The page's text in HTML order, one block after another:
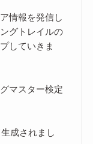
情報を発信し
グトレイルの
していきま
マスター検定
成されまし